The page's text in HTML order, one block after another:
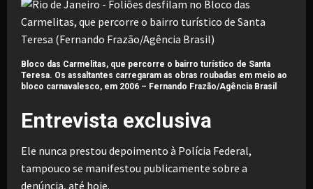
Bloco das Carmelitas, que percorre o bairro turístico de Santa
Teresa. Os assaltantes carregaram as obras roubadas em meio ao
bloco carnavalesco, em 2006 – Fernando Frazão/Agência Brasil
Entrevista exclusiva
Ele nunca prestou depoimento à Polícia Federal,
tampouco se manifestou publicamente sobre a
denúncia, até hoje.